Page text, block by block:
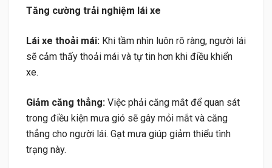
Tăng cường trải nghiệm lái xe
Lái xe thoải mái: Khi tầm nhìn luôn rõ ràng, người lái
sẽ cảm thấy thoải mái và tự tin hơn khi điều khiển
xe.
Giảm căng thẳng: Việc phải căng mắt để quan sát
trong điều kiện mưa gió sẽ gây mỏi mắt và căng
thẳng cho người lái. Gạt mưa giúp giảm thiểu tình
trạng này.